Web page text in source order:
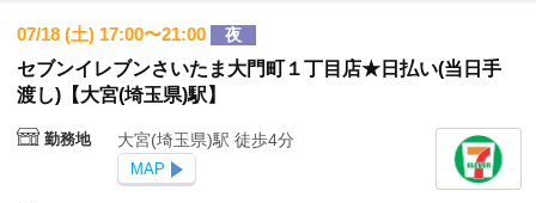
07/18 (土) 17:00〜21:00 夜
セブンイレブンさいたま大門町１丁目店★日払い(当日手
渡し)【大宮(埼玉県)駅】
勤務地 大宮(埼玉県)駅 徒歩4分
MAP